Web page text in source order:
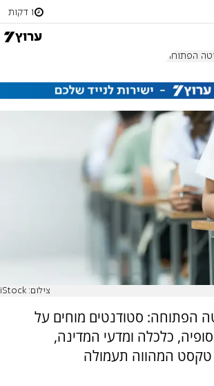
1 דקות
הפתוחה
צילום: iStock
הפתוחה: סטודנטים מוחים על
כלכלה ומדעי המדינה,
המהווה תעמולה